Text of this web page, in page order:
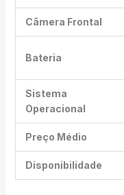
Câmera Frontal
Bateria
Sistema
Operacional
Preço Médio
Disponibilidade